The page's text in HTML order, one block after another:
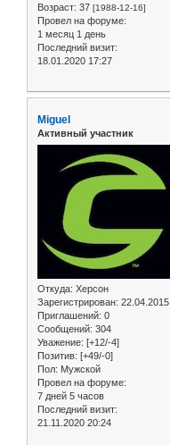
Возраст: 37 [1988-12-16]
Провел на форуме:
1 месяц 1 день
Последний визит:
18.01.2020 17:27
Miguel
Активный участник
Откуда: Херсон
Зарегистрирован: 22.04.2015
Приглашений: 0
Сообщений: 304
Уважение: [+12/-4]
Позитив: [+49/-0]
Пол: Мужской
Провел на форуме:
7 дней 5 часов
Последний визит:
21.11.2020 20:24